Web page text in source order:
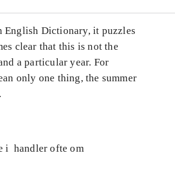
English Dictionary, it puzzles
clear that this is not the
a particular year. For
only one thing, the summer
i handler ofte om